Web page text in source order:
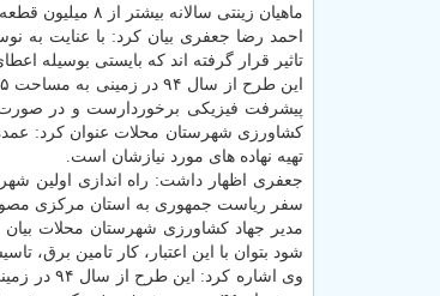
ماهیان زینتی سالانه بیشتر از ۸ میلیون قطعه ماهی می باشد.
احمد رضا جعفری بیان كرد: با عنایت به
تاثیر قرار گرفته اند كه بایستی بوسیله
پیشرفت فیزیكی برخوردارست و در صورت
كشاورزی شهرستان محلات عنوان كرد: عمده
تهیه نهاده های مورد نیازشان است.
سفر ریاست جمهوری به استان مركزی
شود بتوان با این اعتبار، كار تامین برق،